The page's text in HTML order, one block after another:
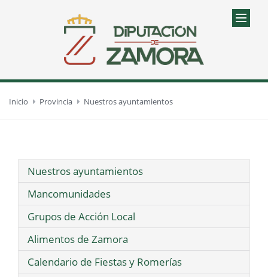
Inicio Provincia Nuestros ayuntamientos
Nuestros ayuntamientos
Mancomunidades
Grupos de Acción Local
Alimentos de Zamora
Calendario de Fiestas y Romerías